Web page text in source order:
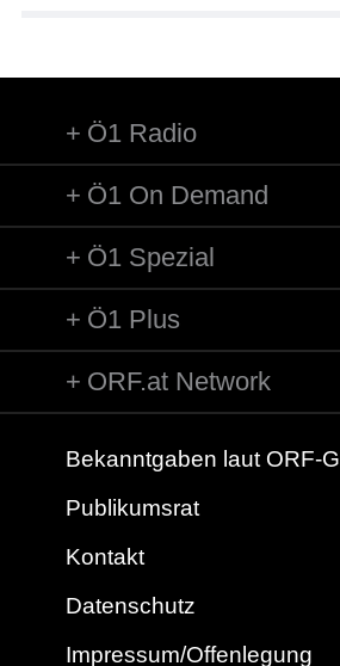
Ö1 Radio
Ö1 On Demand
Ö1 Spezial
Ö1 Plus
ORF.at Network
Bekanntgaben laut ORF-G
Publikumsrat
Kontakt
Datenschutz
Impressum/Offenlegung